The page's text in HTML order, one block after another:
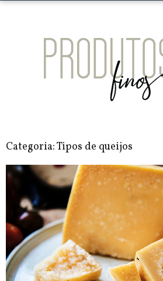
Categoria:Tipos de queijos